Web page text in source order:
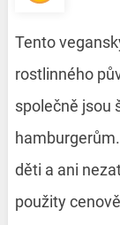
Tento
rostlinného
společně jsou
děti a ani
použity